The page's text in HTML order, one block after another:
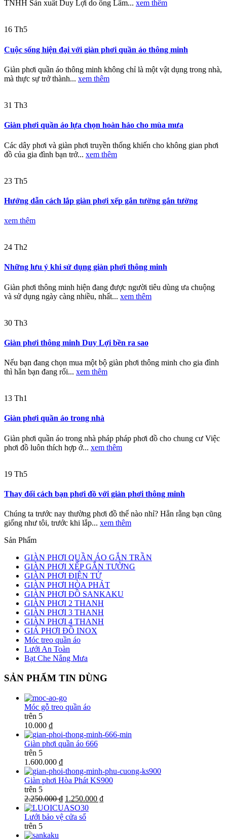
TNHH Sản xuất Duy Lợi do ông Lâm... xem thêm
16 Th5
Cuộc sống hiện đại với giàn phơi quần áo thông minh
Giàn phơi quần áo thông minh không chỉ là một vật dụng trong nhà,
mà thực sự trở thành... xem thêm
31 Th3
Giàn phơi quần áo lựa chọn hoàn hảo cho mùa mưa
Các dây phơi và giàn phơi truyền thống khiến cho không gian phơi
đồ của gia đình bạn trở... xem thêm
23 Th5
Hướng dẫn cách lắp giàn phơi xếp gắn tường gắn tường
xem thêm
24 Th2
Những lưu ý khi sử dụng giàn phơi thông minh
Giàn phơi thông minh hiện đang được người tiêu dùng ưa chuộng
và sử dụng ngày càng nhiều, nhất... xem thêm
30 Th3
Giàn phơi thông minh Duy Lợi bền ra sao
Nếu bạn đang chọn mua một bộ giàn phơi thông minh cho gia đình
thì hẳn bạn đang rối... xem thêm
13 Th1
Giàn phơi quần áo trong nhà
Giàn phơi quần áo trong nhà pháp pháp phơi đồ cho chung cư Việc
phơi đồ luôn thích hợp ở... xem thêm
19 Th5
Thay đổi cách bạn phơi đồ với giàn phơi thông minh
Chúng ta trước nay thường phơi đồ thế nào nhỉ? Hẳn rằng bạn cũng
giống như tôi, trước khi lắp... xem thêm
Sản Phẩm
GIÀN PHƠI QUẦN ÁO GẮN TRẦN
GIÀN PHƠI XẾP GẮN TƯỜNG
GIÀN PHƠI ĐIỆN TỬ
GIÀN PHƠI HÒA PHÁT
GIÀN PHƠI ĐỒ SANKAKU
GIÀN PHƠI 2 THANH
GIÀN PHƠI 3 THANH
GIÀN PHƠI 4 THANH
GIÁ PHƠI ĐỒ INOX
Móc treo quần áo
Lưới An Toàn
Bạt Che Nắng Mưa
SẢN PHẨM TIN DÙNG
Móc gỗ treo quần áo
trên 5
10.000 ₫
Giàn phơi quần áo 666
trên 5
1.600.000 ₫
Giàn phơi Hòa Phát KS900
trên 5
2.250.000 ₫ 1.250.000 ₫
Lưới bảo vệ cửa sổ
trên 5